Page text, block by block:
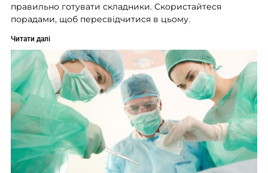
правильно готувати складники. Скористайтеся
порадами, щоб пересвідчитися в цьому.
Читати далі